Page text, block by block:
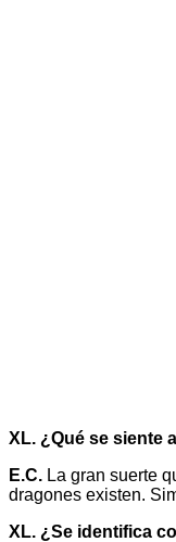
XL. ¿Qué se siente
E.C. La gran suerte
dragones existen.
XL. ¿Se identifica